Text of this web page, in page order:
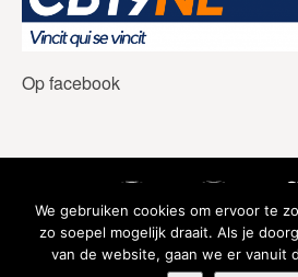
Op facebook
We gebruiken cookies om ervoor te
zo soepel mogelijk draait. Als je
van de website, gaan we er vanuit